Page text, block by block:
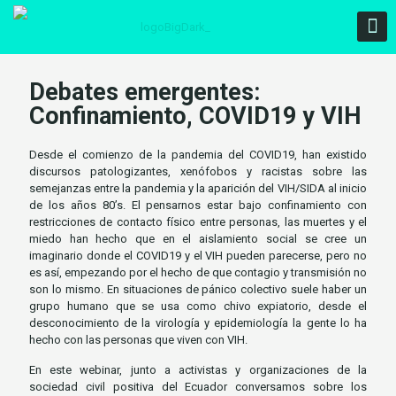
Debates emergentes:
Confinamiento, COVID19 y VIH
Desde el comienzo de la pandemia del COVID19, han existido
discursos patologizantes, xenófobos y racistas sobre las
semejanzas entre la pandemia y la aparición del VIH/SIDA al inicio
de los años 80’s. El pensarnos estar bajo confinamiento con
restricciones de contacto físico entre personas, las muertes y el
miedo han hecho que en el aislamiento social se cree un
imaginario donde el COVID19 y el VIH pueden parecerse, pero no
es así, empezando por el hecho de que contagio y transmisión no
son lo mismo. En situaciones de pánico colectivo suele haber un
grupo humano que se usa como chivo expiatorio, desde el
desconocimiento de la virología y epidemiología la gente lo ha
hecho con las personas que viven con VIH.
En este webinar, junto a activistas y organizaciones de la
sociedad civil positiva del Ecuador conversamos sobre los